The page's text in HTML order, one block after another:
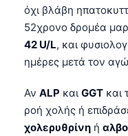
όχι βλάβη
52χρονο δρομέα
42 U/L, και
ημέρες μετά τον
Αν ALP και GGT και
ροή χολής ή
χολερυθρίνη ή
Русский
Lietuvių kalba
한국어
Magyar